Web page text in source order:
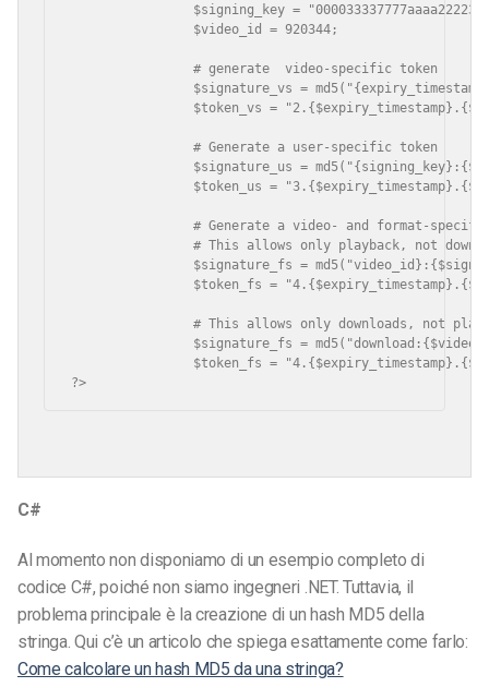
		# generate  video-specific token
		# Generate a user-specific token
		# Generate a video- and format-specific token
		# This allows only playback, not downloads
		# This allows only downloads, not playback
?>
C#
Al momento non disponiamo di un esempio completo di
codice C#, poiché non siamo ingegneri .NET. Tuttavia, il
problema principale è la creazione di un hash MD5 della
stringa. Qui c’è un articolo che spiega esattamente come farlo:
Come calcolare un hash MD5 da una stringa?